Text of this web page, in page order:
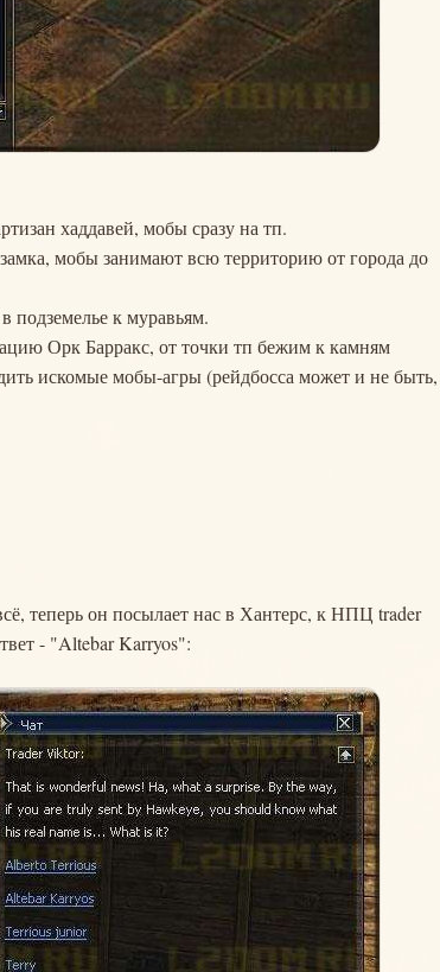
хаддавей, мобы сразу на тп.
мобы занимают всю территорию от города до
подземелье к муравьям.
Орк Барракс, от точки тп бежим к камням
искомые мобы-агры (рейдбосса может и не быть,
теперь он посылает нас в Хантерс, к НПЦ trader
- "Altebar Karryos":